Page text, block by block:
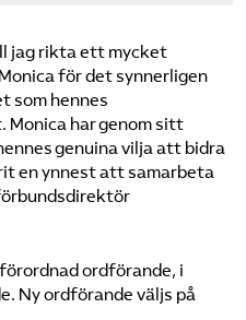
jag rikta ett mycket
för det synnerligen
som hennes
Monica har genom sitt
genuina vilja att bidra
en ynnest att samarbeta
ordförande, i
Ny ordförande väljs på